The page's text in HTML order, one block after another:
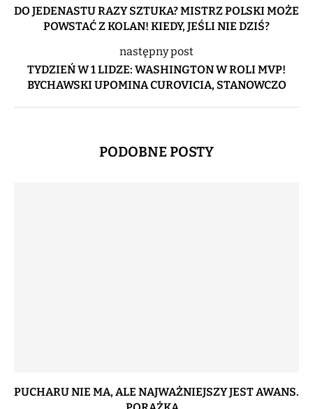
DO JEDENASTU RAZY SZTUKA? MISTRZ POLSKI MOŻE
POWSTAĆ Z KOLAN! KIEDY, JEŚLI NIE DZIŚ?
następny post
TYDZIEŃ W 1 LIDZE: WASHINGTON W ROLI MVP!
BYCHAWSKI UPOMINA CUROVICIA, STANOWCZO
PODOBNE POSTY
PUCHARU NIE MA, ALE NAJWAŻNIEJSZY JEST AWANS.